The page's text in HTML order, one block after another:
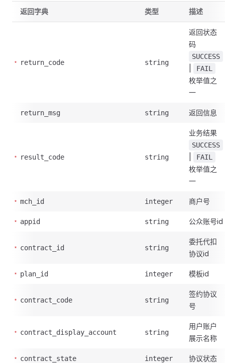
返回字典 类型 描述
return_code string
返回状态
码
SUCCESS
FAIL
枚举值之
一
return_msg string 返回信息
result_code string
业务结果
SUCCESS
FAIL
枚举值之
一
mch_id integer 商户号
appid string 公众账号id
contract_id string
委托代扣
协议id
plan_id integer 模板id
contract_code string
签约协议
号
contract_display_account string
用户账户
展示名称
contract_state integer 协议状态